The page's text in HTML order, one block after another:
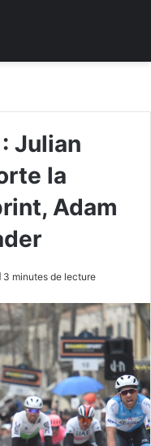
Julian
la
Adam
3 minutes de lecture